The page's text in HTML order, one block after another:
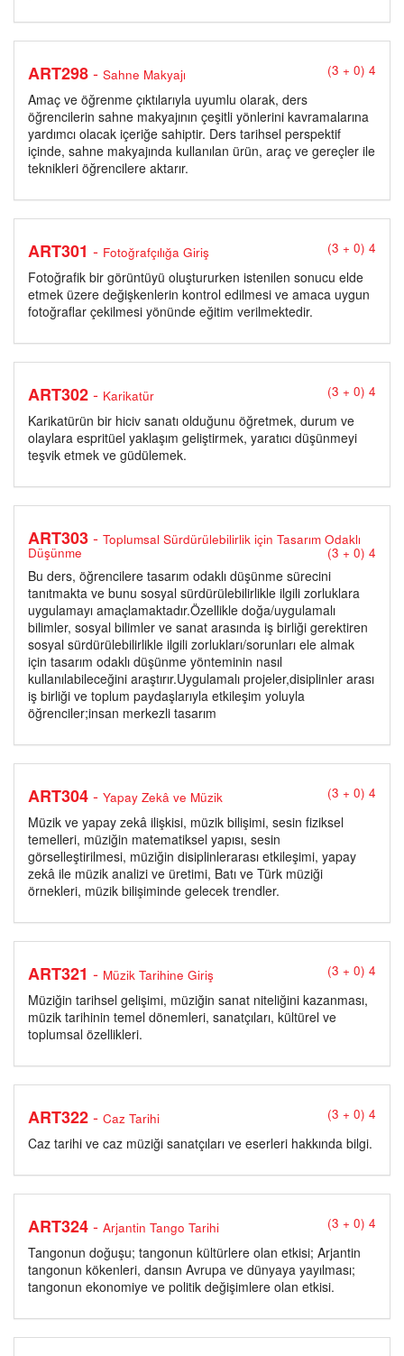
ART298- Sahne Makyajı (3 + 0) 4
Amaç ve öğrenme çıktılarıyla uyumlu olarak, ders
öğrencilerin sahne makyajının çeşitli yönlerini kavramalarına
yardımcı olacak içeriğe sahiptir. Ders tarihsel perspektif
içinde, sahne makyajında kullanılan ürün, araç ve gereçler ile
teknikleri öğrencilere aktarır.
ART301 - Fotoğrafçılığa Giriş (3 + 0) 4
Fotoğrafik bir görüntüyü oluştururken istenilen sonucu elde
etmek üzere değişkenlerin kontrol edilmesi ve amaca uygun
fotoğraflar çekilmesi yönünde eğitim verilmektedir.
ART302- Karikatür (3 + 0) 4
Karikatürün bir hiciv sanatı olduğunu öğretmek, durum ve
olaylara espritüel yaklaşım geliştirmek, yaratıcı düşünmeyi
teşvik etmek ve güdülemek.
ART303- Toplumsal Sürdürülebilirlik için Tasarım Odaklı
Düşünme (3 + 0) 4
Bu ders, öğrencilere tasarım odaklı düşünme sürecini
tanıtmakta ve bunu sosyal sürdürülebilirlikle ilgili zorluklara
uygulamayı amaçlamaktadır.Özellikle doğa/uygulamalı
bilimler, sosyal bilimler ve sanat arasında iş birliği gerektiren
sosyal sürdürülebilirlikle ilgili zorlukları/sorunları ele almak
için tasarım odaklı düşünme yönteminin nasıl
kullanılabileceğini araştırır.Uygulamalı projeler,disiplinler arası
iş birliği ve toplum paydaşlarıyla etkileşim yoluyla
öğrenciler;insan merkezli tasarım
ART304- Yapay Zekâ ve Müzik (3 + 0) 4
Müzik ve yapay zekâ ilişkisi, müzik bilişimi, sesin fiziksel
temelleri, müziğin matematiksel yapısı, sesin
görselleştirilmesi, müziğin disiplinlerarası etkileşimi, yapay
zekâ ile müzik analizi ve üretimi, Batı ve Türk müziği
örnekleri, müzik bilişiminde gelecek trendler.
ART321 - Müzik Tarihine Giriş (3 + 0) 4
Müziğin tarihsel gelişimi, müziğin sanat niteliğini kazanması,
müzik tarihinin temel dönemleri, sanatçıları, kültürel ve
toplumsal özellikleri.
ART322- Caz Tarihi (3 + 0) 4
Caz tarihi ve caz müziği sanatçıları ve eserleri hakkında bilgi.
ART324- Arjantin Tango Tarihi (3 + 0) 4
Tangonun doğuşu; tangonun kültürlere olan etkisi; Arjantin
tangonun kökenleri, dansın Avrupa ve dünyaya yayılması;
tangonun ekonomiye ve politik değişimlere olan etkisi.